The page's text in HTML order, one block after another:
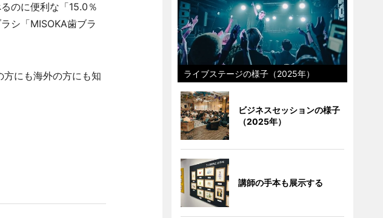
のに便利な「15.0％
シ「MISOKA歯ブラ
にも海外の方にも知
ライブステージの様子（2025年）
ビジネスセッションの様子
（2025年）
講師の手本も展示する